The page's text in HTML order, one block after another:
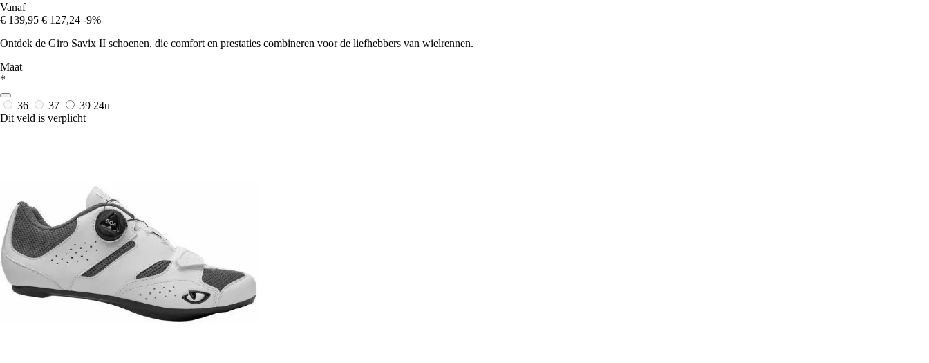
Vanaf
€ 139,95 € 127,24 -9%
Ontdek de Giro Savix II schoenen, die comfort en prestaties combineren voor de liefhebbers van wielrennen.
Maat
*
36 37 39 24u
Dit veld is verplicht